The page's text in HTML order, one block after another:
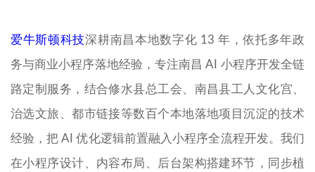
爱牛斯顿科技深耕南昌本地数字化 13 年，依托多年政
务与商业小程序落地经验，专注南昌 AI 小程序开发全链
路定制服务，结合修水县总工会、南昌县工人文化宫、
治选文旅、都市链接等数百个本地落地项目沉淀的技术
经验，把 AI 优化逻辑前置融入小程序全流程开发。我们
在小程序设计、内容布局、后台架构搭建环节，同步植